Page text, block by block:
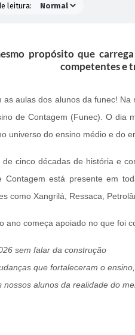
leitura:
propósito que
competentes e
aulas dos alunos da funec!
de Contagem (Funec). O
universo do ensino médio e do
cinco décadas de história e
está presente em
como Xangrilá, Ressaca,
começa apoiado no que foi
sem falar da construção
que fortaleceram o ensino,
alunos da realidade do